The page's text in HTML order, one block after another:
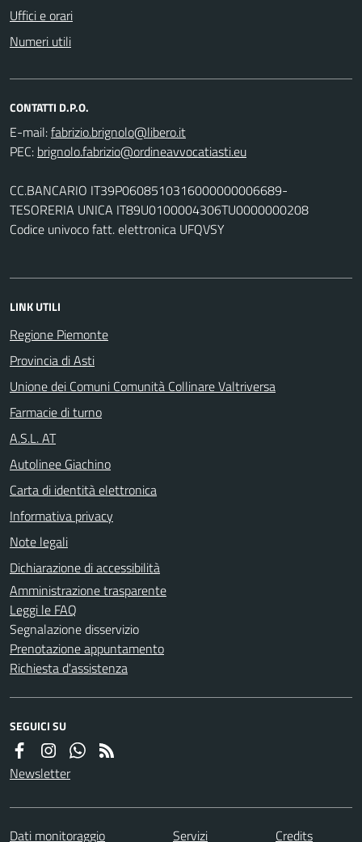
Uffici e orari
Numeri utili
CONTATTI D.P.O.
E-mail:
PEC:
CC.BANCARIO IT39P0608510316000000006689-
TESORERIA UNICA IT89U0100004306TU0000000208
Codice univoco fatt. elettronica UFQVSY
LINK UTILI
Regione Piemonte
Provincia di Asti
Unione dei Comuni Comunità Collinare Valtriversa
Farmacie di turno
A.S.L. AT
Autolinee Giachino
Carta di identità elettronica
Informativa privacy
Note legali
Dichiarazione di accessibilità
Amministrazione trasparente
Leggi le FAQ
Segnalazione disservizio
Prenotazione appuntamento
Richiesta d'assistenza
SEGUICI SU
Newsletter
Dati monitoraggio Servizi Credits